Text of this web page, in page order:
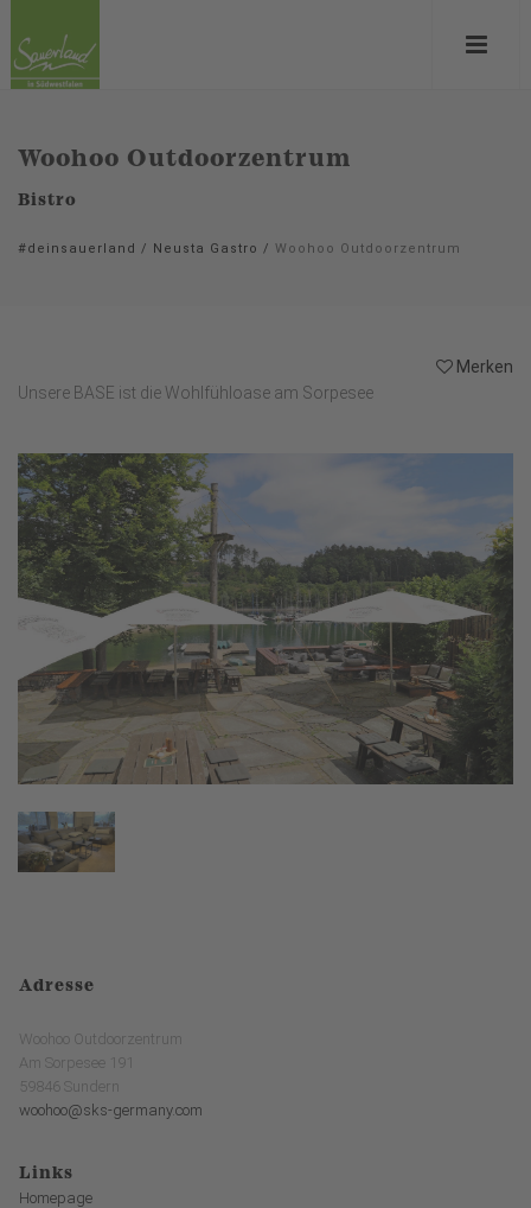
Woohoo Outdoorzentrum
Bistro
#deinsauerland / Neusta Gastro / Woohoo Outdoorzentrum
Merken
Unsere BASE ist die Wohlfühloase am Sorpesee
Adresse
Woohoo Outdoorzentrum
Am Sorpesee 191
59846 Sundern
woohoo@sks-germany.com
Links
Homepage